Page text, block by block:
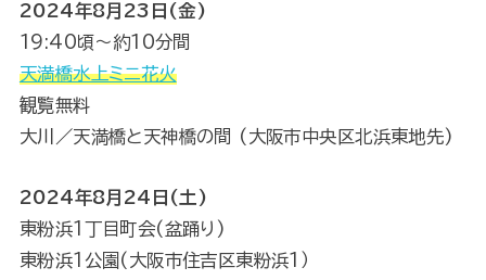
2024年8月23日(金)
19:40頃～約10分間
天満橋水上ミニ花火
観覧無料
大川／天満橋と天神橋の間 (大阪市中央区北浜東地先)
2024年8月24日(土)
東粉浜1丁目町会(盆踊り)
東粉浜1公園(大阪市住吉区東粉浜1）